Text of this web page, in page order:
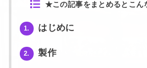
★この記事をまとめるとこ
1. はじめに
2. 製作